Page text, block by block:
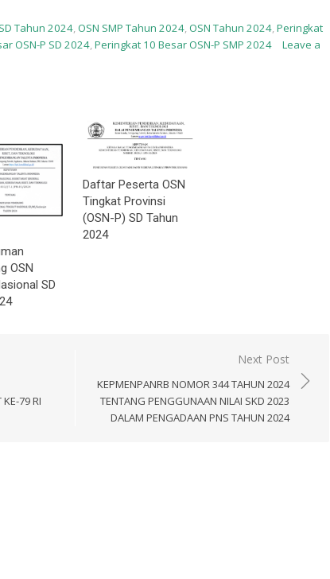
Tahun 2024,OSN SMP Tahun 2024,OSN Tahun 2024,Peringkat
OSN-P SD 2024,Peringkat 10 Besar OSN-P SMP 2024
Leave a
OSN
SD
Daftar Peserta OSN
Tingkat Provinsi
(OSN-P) SD Tahun
2024
79 RI
Next Post
KEPMENPANRB NOMOR 344 TAHUN 2024
TENTANG PENGGUNAAN NILAI SKD 2023
DALAM PENGADAAN PNS TAHUN 2024